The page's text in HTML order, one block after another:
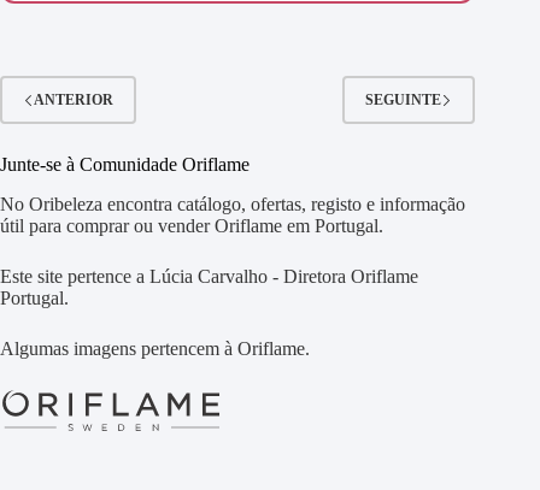
ANTERIOR SEGUINTE
Junte-se à Comunidade Oriflame
No Oribeleza encontra catálogo, ofertas, registo e informação
útil para comprar ou vender Oriflame em Portugal.
Este site pertence a Lúcia Carvalho - Diretora Oriflame
Portugal.
Algumas imagens pertencem à Oriflame.